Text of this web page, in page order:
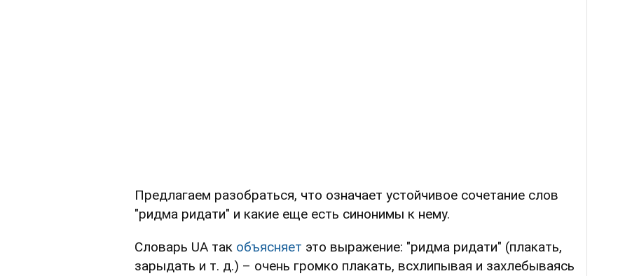
Предлагаем разобраться, что означает устойчивое сочетание слов
"ридма ридати" и какие еще есть синонимы к нему.
Словарь UA так объясняет это выражение: "ридма ридати" (плакать,
зарыдать и т. д.) – очень громко плакать, всхлипывая и захлебываясь